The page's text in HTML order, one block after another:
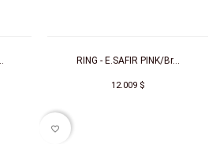
RING - E.SAFIR PINK/Br...
12.009 $
favorite_border